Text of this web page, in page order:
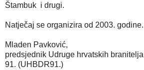
Štambuk i drugi.
Natječaj se organizira od 2003. godine.
Mladen Pavković,
predsjednik Udruge hrvatskih
91. (UHBDR91.)